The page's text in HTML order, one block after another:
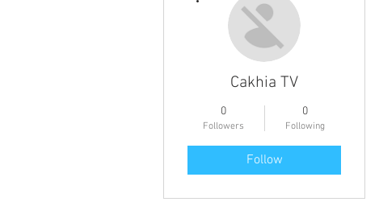
Cakhia TV
0
Followers
0
Following
Follow